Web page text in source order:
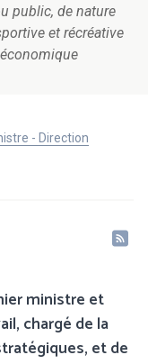
public, de nature
et récréative
- Direction
ministre et
chargé de la
et de